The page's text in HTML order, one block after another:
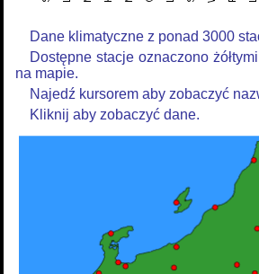
Dane klimatyczne z ponad 3000
Dostępne stacje oznaczono
na mapie.
Najedź kursorem aby zobaczyć
Kliknij aby zobaczyć dane.